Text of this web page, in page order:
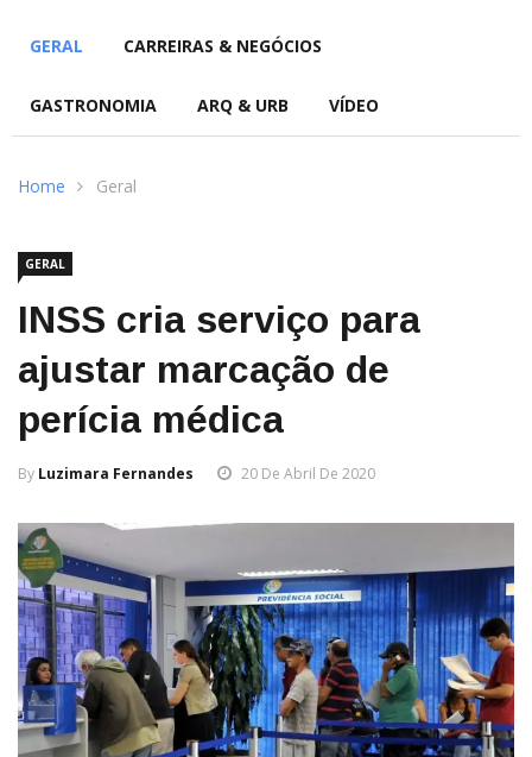
GERAL CARREIRAS & NEGÓCIOS
GASTRONOMIA ARQ & URB VÍDEO
Home Geral
GERAL
INSS cria serviço para
ajustar marcação de
perícia médica
By Luzimara Fernandes 20 De Abril De 2020